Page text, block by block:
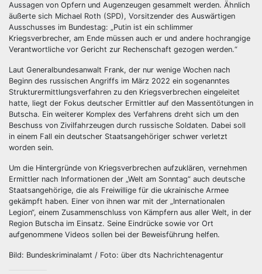
Aussagen von Opfern und Augenzeugen gesammelt werden. Ähnlich
äußerte sich Michael Roth (SPD), Vorsitzender des Auswärtigen
Ausschusses im Bundestag: „Putin ist ein schlimmer
Kriegsverbrecher, am Ende müssen auch er und andere hochrangige
Verantwortliche vor Gericht zur Rechenschaft gezogen werden.“
Laut Generalbundesanwalt Frank, der nur wenige Wochen nach
Beginn des russischen Angriffs im März 2022 ein sogenanntes
Strukturermittlungsverfahren zu den Kriegsverbrechen eingeleitet
hatte, liegt der Fokus deutscher Ermittler auf den Massentötungen in
Butscha. Ein weiterer Komplex des Verfahrens dreht sich um den
Beschuss von Zivilfahrzeugen durch russische Soldaten. Dabei soll
in einem Fall ein deutscher Staatsangehöriger schwer verletzt
worden sein.
Um die Hintergründe von Kriegsverbrechen aufzuklären, vernehmen
Ermittler nach Informationen der „Welt am Sonntag“ auch deutsche
Staatsangehörige, die als Freiwillige für die ukrainische Armee
gekämpft haben. Einer von ihnen war mit der „Internationalen
Legion“, einem Zusammenschluss von Kämpfern aus aller Welt, in der
Region Butscha im Einsatz. Seine Eindrücke sowie vor Ort
aufgenommene Videos sollen bei der Beweisführung helfen.
Bild: Bundeskriminalamt / Foto: über dts Nachrichtenagentur